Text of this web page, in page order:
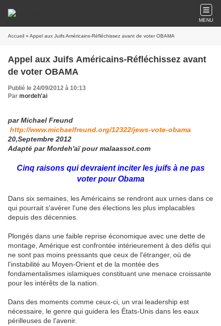
MENU
Accueil » Appel aux Juifs Américains-Réfléchissez avant de voter OBAMA
Appel aux Juifs Américains-Réfléchissez avant
de voter OBAMA
Publié le 24/09/2012 à 10:13
Par mordeh'ai
par Michael Freund
http://www.michaelfreund.org/12322/jews-vote-obama
20,Septembre 2012
Adapté par Mordeh'aï pour malaassot.com
Cinq raisons qui devraient inciter les juifs à ne pas
voter pour Obama
Dans six semaines, les Américains se rendront aux urnes dans ce
qui pourrait s'avérer l'une des élections les plus implacables
depuis des décennies.
Plongés dans une faible reprise économique avec une dette de
montage, Amérique est confrontée intérieurement à des défis qui
ne sont pas moins pressants que ceux de l'étranger, où de
l'instabilité au Moyen-Orient et de la montée des
fondamentalismes islamiques constituant une menace croissante
pour les intérêts de la nation.
Dans des moments comme ceux-ci, un vrai leadership est
nécessaire, le genre qui guidera les États-Unis dans les eaux
périlleuses de l'avenir.